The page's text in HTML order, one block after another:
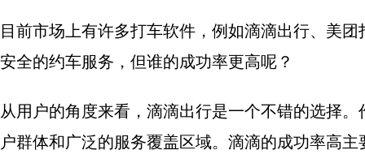
目前市场上有许多打车软件，例如滴滴出行、美
安全的约车服务，但谁的成功率更高呢？
从用户的角度来看，滴滴出行是一个不错的选择
户群体和广泛的服务覆盖区域。滴滴的成功率高